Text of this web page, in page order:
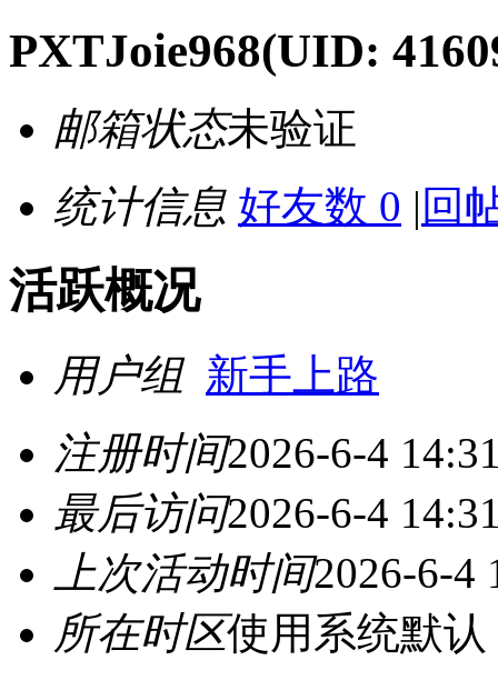
PXTJoie968(UID:
邮箱状态未验证
统计信息 好友数 0 | 回
活跃概况
用户组 新手上路
注册时间2026-6-4
最后访问2026-6-4
上次活动时间2026-6-4
所在时区使用系统默认